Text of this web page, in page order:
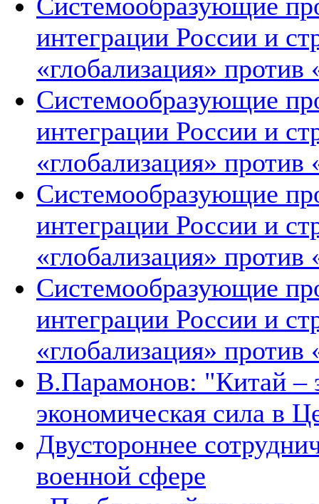
интеграции России и
«глобализация»
Системообразующие
интеграции России и
«глобализация»
Системообразующие
интеграции России и
«глобализация»
Системообразующие
интеграции России и
«глобализация»
В.Парамонов: "Китай –
экономическая сила в
Двустороннее
военной сфере